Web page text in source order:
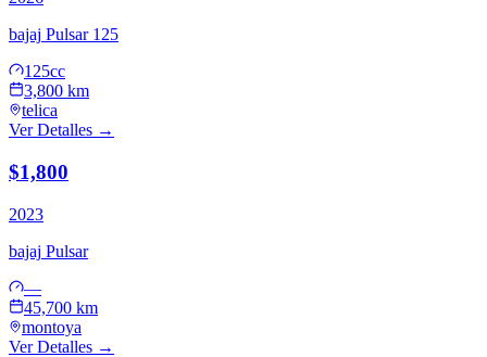
bajaj Pulsar 125
125cc
3,800 km
telica
Ver Detalles →
$1,800
2023
bajaj Pulsar
—
45,700 km
montoya
Ver Detalles →